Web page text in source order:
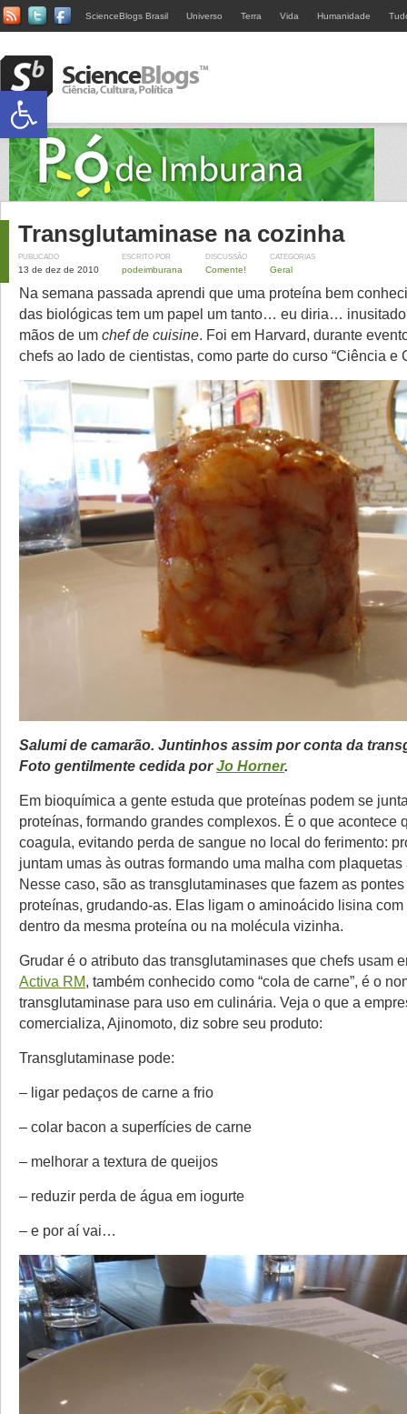
ScienceBlogs Brasil Universo Terra Vida Humanidade
Transglutaminase na cozinha
PUBLICADO
13 de dez de 2010
ESCRITO POR
podeimburana
DISCUSSÃO
Comente!
CATEGORIAS
Geral
Na semana passada aprendi que uma proteína bem
das biológicas tem um papel um tanto… eu diria…
mãos de um chef de cuisine. Foi em Harvard, durante
chefs ao lado de cientistas, como parte do curso “Ciência e
Salumi de camarão. Juntinhos assim por conta da
Foto gentilmente cedida porJo Horner.
Em bioquímica a gente estuda que proteínas podem se
proteínas, formando grandes complexos. É o que acontece
coagula, evitando perda de sangue no local do ferimento:
juntam umas às outras formando uma malha com
Nesse caso, são as transglutaminases que fazem as
proteínas, grudando-as. Elas ligam o aminoácido lisina
dentro da mesma proteína ou na molécula vizinha.
Grudar é o atributo das transglutaminases que chefs usam
Activa RM, também conhecido como “cola de carne”, é o
transglutaminase para uso em culinária. Veja o que a
comercializa, Ajinomoto, diz sobre seu produto:
Transglutaminase pode:
– ligar pedaços de carne a frio
– colar bacon a superfícies de carne
– melhorar a textura de queijos
– reduzir perda de água em iogurte
– e por aí vai…
Abrir a barra de ferramentas